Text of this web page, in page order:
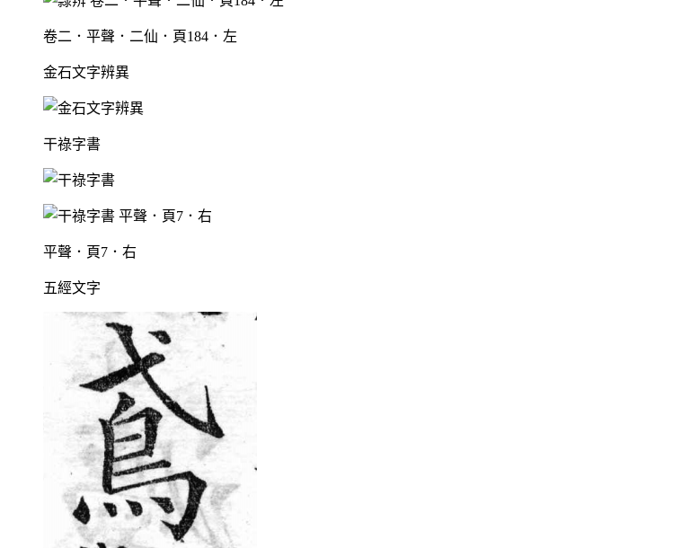
卷二．平聲．二仙．頁184．左
金石文字辨異
干祿字書
平聲．頁7．右
五經文字